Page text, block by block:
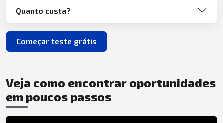
Quanto custa?
Começar teste grátis
Veja como encontrar oportunidades
em poucos passos